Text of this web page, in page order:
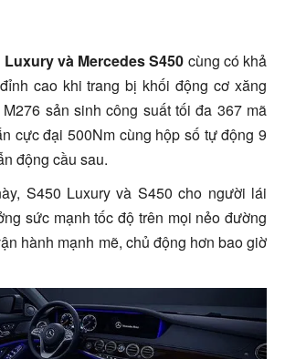
Luxury và Mercedes S450 cùng có khả
cao khi trang bị khối động cơ xăng
sản sinh công suất tối đa 367 mã
cực đại 500Nm cùng hộp số tự động 9
động cầu sau.
S450 Luxury và S450 cho người lái
sức mạnh tốc độ trên mọi nẻo đường
hành mạnh mẽ, chủ động hơn bao giờ